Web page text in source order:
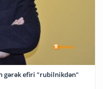
gərək efiri "rubilnikdən"